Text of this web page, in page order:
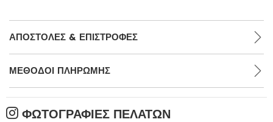
ΑΠΟΣΤΟΛΈΣ & ΕΠΙΣΤΡΟΦΈΣ
ΜΕΘΌΔΟΙ ΠΛΗΡΩΜΉΣ
ΦΩΤΟΓΡΑΦΊΕΣ ΠΕΛΑΤΏΝ